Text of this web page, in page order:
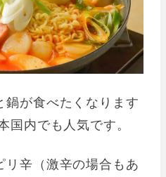
鍋が食べたくなります
国内でも人気です。
辛（激辛の場合もあ